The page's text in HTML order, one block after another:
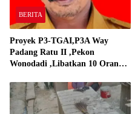
BERITA
Proyek P3-TGAI,P3A Way
Padang Ratu II ,Pekon
Wonodadi ,Libatkan 10 Orang
Padang Ratu